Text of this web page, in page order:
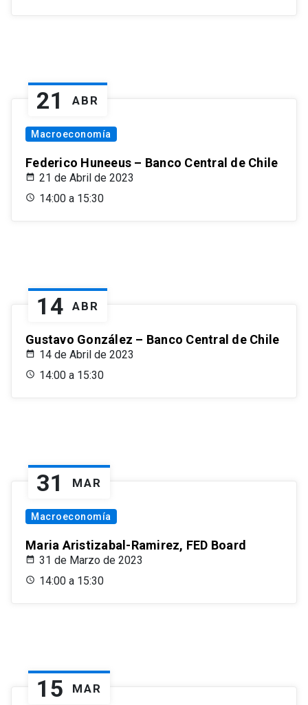
21 ABR
Macroeconomía
Federico Huneeus – Banco Central de Chile
21 de Abril de 2023
14:00 a 15:30
14 ABR
Gustavo González – Banco Central de Chile
14 de Abril de 2023
14:00 a 15:30
31 MAR
Macroeconomía
Maria Aristizabal-Ramirez, FED Board
31 de Marzo de 2023
14:00 a 15:30
15 MAR